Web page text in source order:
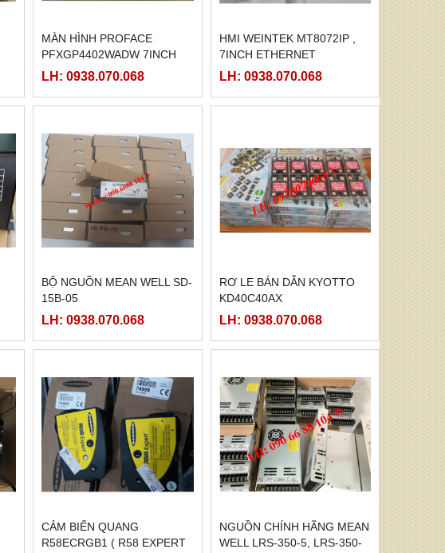
MÀN HÌNH PROFACE
PFXGP4402WADW 7INCH
LH: 0938.070.068
HMI WEINTEK MT8072IP ,
7INCH ETHERNET
LH: 0938.070.068
BỘ NGUỒN MEAN WELL SD-
15B-05
LH: 0938.070.068
RƠ LE BÁN DẪN KYOTTO
KD40C40AX
LH: 0938.070.068
CẢM BIẾN QUANG
R58ECRGB1 ( R58 EXPERT
NGUỒN CHÍNH HÃNG MEAN
WELL LRS-350-5, LRS-350-